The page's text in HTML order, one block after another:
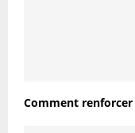
Comment